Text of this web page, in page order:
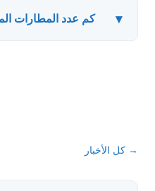
كم عدد المطارات ▾
كل الأخبار →